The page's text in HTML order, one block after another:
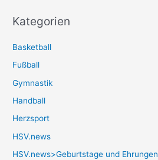
Kategorien
Basketball
Fußball
Gymnastik
Handball
Herzsport
HSV.news
HSV.news>Geburtstage und Ehrungen